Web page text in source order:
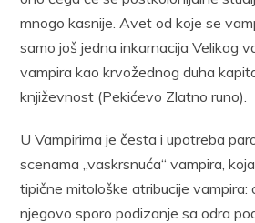
mnogo kasnije. Avet od koje se
samo još jedna inkarnacija Velikog
vampira kao krvožednog duha
književnost (Pekićevo Zlatno runo).
U Vampirima je česta i upotreba
scenama „vaskrsnuća“ vampira,
tipične mitološke atribucije vampira:
njegovo sporo podizanje sa odra